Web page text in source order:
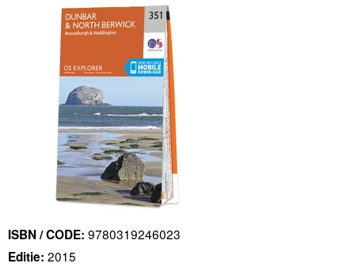
ISBN / CODE: 9780319246023
Editie: 2015